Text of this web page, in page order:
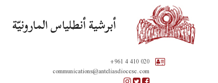
أبرشية أنطلياس المارونيّة
+961 4 410 020
communications@anteliasdiocese.com